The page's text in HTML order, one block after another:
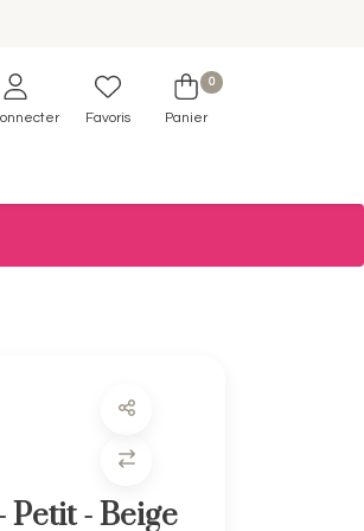
Favoris
0
Panier
Petit - Beige